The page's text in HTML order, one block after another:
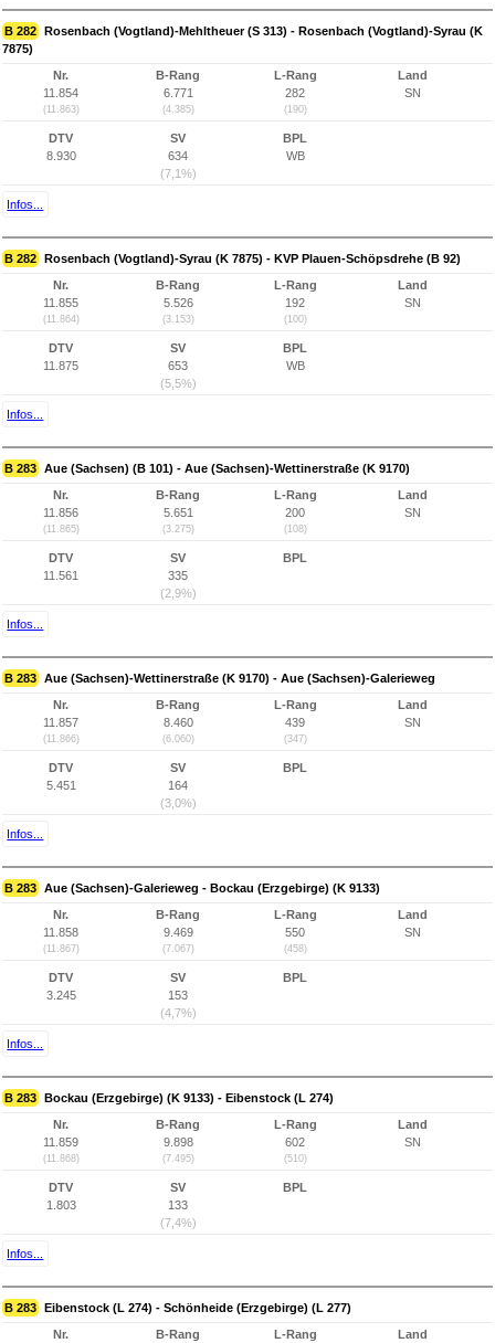
B 282 Rosenbach (Vogtland)-Mehltheuer (S 313) - Rosenbach (Vogtland)-Syrau (K
7875)
Nr.
11.854
(11.863)
B-Rang
6.771
(4.385)
L-Rang
282
(190)
Land
SN
DTV
8.930
SV
634
(7,1%)
BPL
WB
Infos...
B 282 Rosenbach (Vogtland)-Syrau (K 7875) - KVP Plauen-Schöpsdrehe (B 92)
Nr.
11.855
(11.864)
B-Rang
5.526
(3.153)
L-Rang
192
(100)
Land
SN
DTV
11.875
SV
653
(5,5%)
BPL
WB
Infos...
B 283 Aue (Sachsen) (B 101) - Aue (Sachsen)-Wettinerstraße (K 9170)
Nr.
11.856
(11.865)
B-Rang
5.651
(3.275)
L-Rang
200
(108)
Land
SN
DTV
11.561
SV
335
(2,9%)
BPL
Infos...
B 283 Aue (Sachsen)-Wettinerstraße (K 9170) - Aue (Sachsen)-Galerieweg
Nr.
11.857
(11.866)
B-Rang
8.460
(6.060)
L-Rang
439
(347)
Land
SN
DTV
5.451
SV
164
(3,0%)
BPL
Infos...
B 283 Aue (Sachsen)-Galerieweg - Bockau (Erzgebirge) (K 9133)
Nr.
11.858
(11.867)
B-Rang
9.469
(7.067)
L-Rang
550
(458)
Land
SN
DTV
3.245
SV
153
(4,7%)
BPL
Infos...
B 283 Bockau (Erzgebirge) (K 9133) - Eibenstock (L 274)
Nr.
11.859
(11.868)
B-Rang
9.898
(7.495)
L-Rang
602
(510)
Land
SN
DTV
1.803
SV
133
(7,4%)
BPL
Infos...
B 283 Eibenstock (L 274) - Schönheide (Erzgebirge) (L 277)
Nr.
B-Rang
L-Rang
Land